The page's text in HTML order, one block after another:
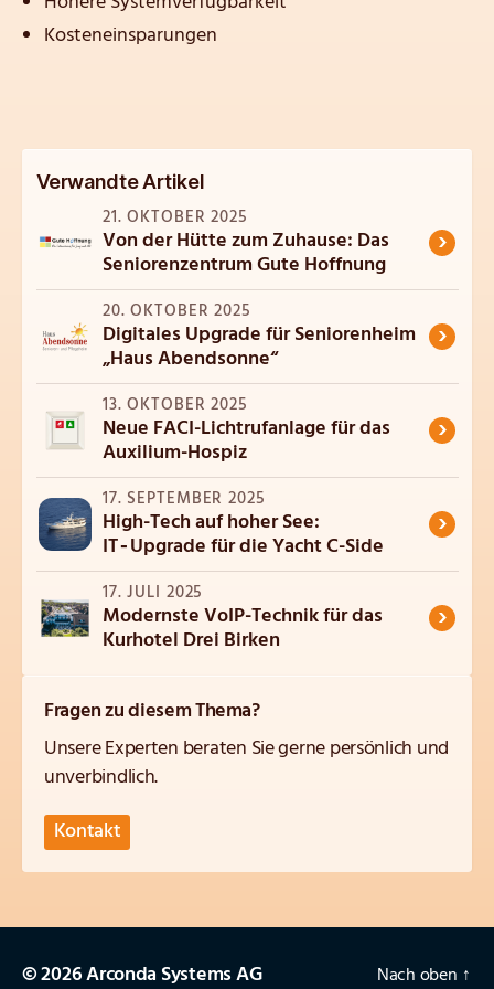
Kosteneinsparungen
Verwandte Artikel
21. OKTOBER 2025
Von der Hütte zum Zuhause: Das
Seniorenzentrum Gute Hoffnung ›
20. OKTOBER 2025
Digitales Upgrade für Seniorenheim
„Haus Abendsonne“ ›
13. OKTOBER 2025
Neue FACI-Lichtrufanlage für das
Auxilium-Hospiz ›
17. SEPTEMBER 2025
High-Tech auf hoher See:
IT‑Upgrade für die Yacht C-Side ›
17. JULI 2025
Modernste VoIP-Technik für das
Kurhotel Drei Birken ›
Fragen zu diesem Thema?
Unsere Experten beraten Sie gerne persönlich und
unverbindlich.
Kontakt
© 2026 Arconda Systems AG Nach oben ↑